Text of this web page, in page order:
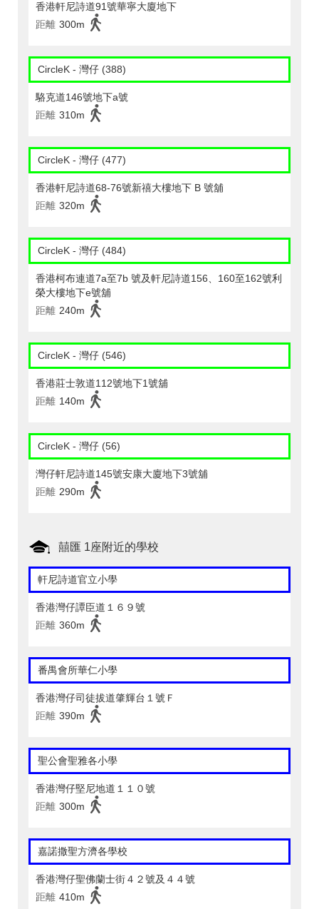
香港軒尼詩道91號華寧大廈地下
距離 300m
CircleK - 灣仔 (388)
駱克道146號地下a號
距離 310m
CircleK - 灣仔 (477)
香港軒尼詩道68-76號新禧大樓地下 B 號舖
距離 320m
CircleK - 灣仔 (484)
香港柯布連道7a至7b 號及軒尼詩道156、160至162號利
榮大樓地下e號舖
距離 240m
CircleK - 灣仔 (546)
香港莊士敦道112號地下1號舖
距離 140m
CircleK - 灣仔 (56)
灣仔軒尼詩道145號安康大廈地下3號舖
距離 290m
囍匯 1座附近的學校
軒尼詩道官立小學
香港灣仔譚臣道１６９號
距離 360m
番禺會所華仁小學
香港灣仔司徒拔道肇輝台１號Ｆ
距離 390m
聖公會聖雅各小學
香港灣仔堅尼地道１１０號
距離 300m
嘉諾撒聖方濟各學校
香港灣仔聖佛蘭士街４２號及４４號
距離 410m